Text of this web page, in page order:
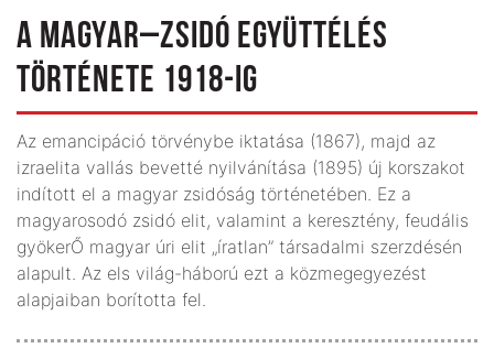
A MAGYAR–ZSIDÓ EGYÜTTÉLÉS
TÖRTÉNETE 1918-IG
Az emancipáció törvénybe iktatása (1867), majd az
izraelita vallás bevetté nyilvánítása (1895) új korszakot
indított el a magyar zsidóság történetében. Ez a
magyarosodó zsidó elit, valamint a keresztény, feudális
gyökerŐ magyar úri elit „íratlan” társa­dalmi szerzdésén
alapult. Az els világ­-háború ezt a közmegegyezést
alapjaiban borította fel.